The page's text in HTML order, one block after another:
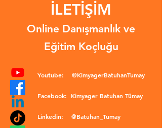
İLETİŞİM
Online Danışmanlık ve
Eğitim Koçluğu
Youtube: @KimyagerBatuhanTumay
Facebook: Kimyager Batuhan Tümay
Linkedin: @Batuhan_Tumay